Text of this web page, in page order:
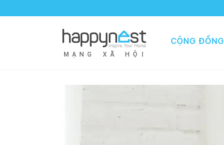
M Ạ N G X Ã H Ộ I
CỘNG ĐỒNG